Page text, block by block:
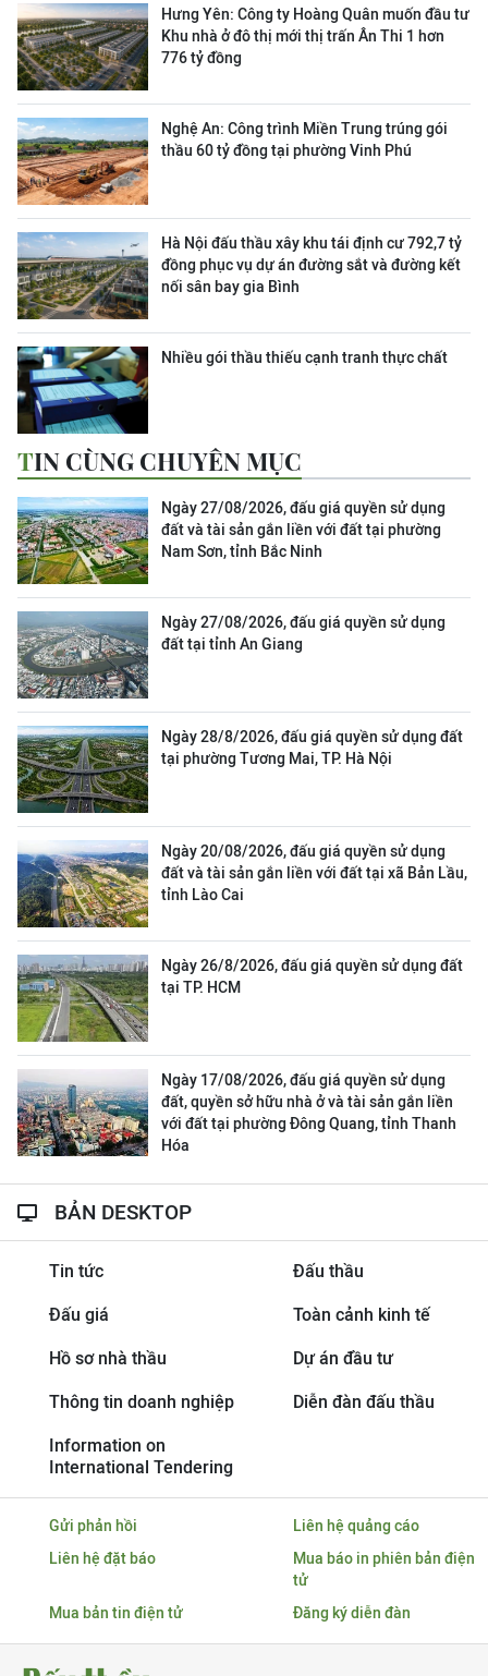
Hưng Yên: Công ty Hoàng Quân muốn đầu tư
Khu nhà ở đô thị mới thị trấn Ân Thi 1 hơn
776 tỷ đồng
Nghệ An: Công trình Miền Trung trúng gói
thầu 60 tỷ đồng tại phường Vinh Phú
Hà Nội đấu thầu xây khu tái định cư 792,7 tỷ
đồng phục vụ dự án đường sắt và đường kết
nối sân bay gia Bình
Nhiều gói thầu thiếu cạnh tranh thực chất
TIN CÙNG CHUYÊN MỤC
Ngày 27/08/2026, đấu giá quyền sử dụng
đất và tài sản gắn liền với đất tại phường
Nam Sơn, tỉnh Bắc Ninh
Ngày 27/08/2026, đấu giá quyền sử dụng
đất tại tỉnh An Giang
Ngày 28/8/2026, đấu giá quyền sử dụng đất
tại phường Tương Mai, TP. Hà Nội
Ngày 20/08/2026, đấu giá quyền sử dụng
đất và tài sản gắn liền với đất tại xã Bản Lầu,
tỉnh Lào Cai
Ngày 26/8/2026, đấu giá quyền sử dụng đất
tại TP. HCM
Ngày 17/08/2026, đấu giá quyền sử dụng
đất, quyền sở hữu nhà ở và tài sản gắn liền
với đất tại phường Đông Quang, tỉnh Thanh
Hóa
BẢN DESKTOP
Tin tức Đấu thầu
Đấu giá Toàn cảnh kinh tế
Hồ sơ nhà thầu Dự án đầu tư
Thông tin doanh nghiệp Diễn đàn đấu thầu
Information on
International Tendering
Gửi phản hồi
Liên hệ quảng cáo
Liên hệ đặt báo
Mua báo in phiên bản điện
tử
Mua bản tin điện tử
Đăng ký diễn đàn